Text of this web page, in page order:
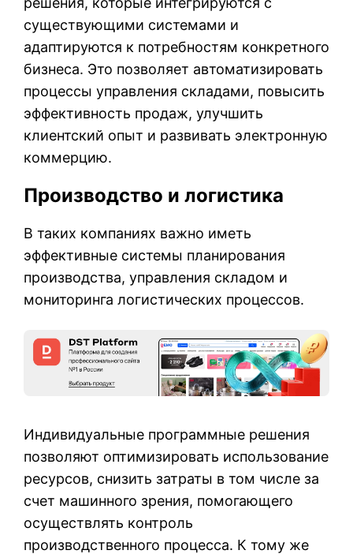
существующими системами и
адаптируются к потребностям конкретного
бизнеса. Это позволяет автоматизировать
процессы управления складами, повысить
эффективность продаж, улучшить
клиентский опыт и развивать электронную
коммерцию.
Производство и логистика
В таких компаниях важно иметь
эффективные системы планирования
производства, управления складом и
мониторинга логистических процессов.
Индивидуальные программные решения
позволяют оптимизировать использование
ресурсов, снизить затраты в том числе за
счет машинного зрения, помогающего
осуществлять контроль
производственного процесса. К тому же